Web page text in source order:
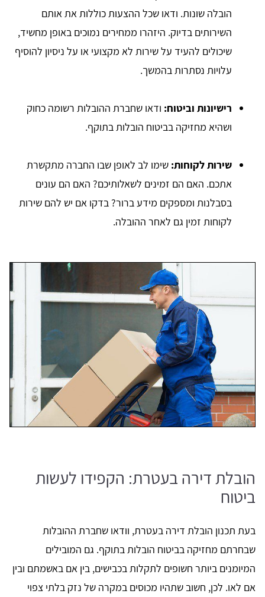
הובלה שונות. ודאו שכל ההצעות כוללות את אותם
השירותים בדיוק. היזהרו ממחירים נמוכים באופן מחשיד,
שיכולים להעיד על שירות לא מקצועי או על ניסיון להוסיף
עלויות נסתרות בהמשך.
רישיונות וביטוח: ודאו שחברת ההובלות רשומה כחוק
ושהיא מחזיקה בביטוח הובלות בתוקף.
שירות לקוחות: שימו לב לאופן שבו החברה מתקשרת
אתכם. האם הם זמינים לשאלותיכם? האם הם עונים
בסבלנות ומספקים מידע ברור? בדקו אם יש להם שירות
לקוחות זמין גם לאחר ההובלה.
הובלת דירה בעטרת: הקפידו לעשות
ביטוח
בעת תכנון הובלת דירה בעטרת, וודאו שחברת ההובלות
שבחרתם מחזיקה בביטוח הובלות בתוקף. גם המובילים
המיומנים ביותר חשופים לתקלות בכבישים, בין אם באשמתם ובין
אם לאו. לכן, חשוב שתהיו מכוסים במקרה של נזק בלתי צפוי